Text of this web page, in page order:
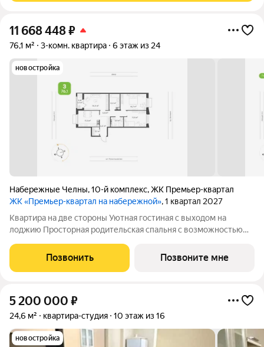
11 668 448₽
76,1 м² 3-комн. квартира 6 этаж из 24
новостройка
Набережные Челны,10-й комплекс,ЖК Премьер-квартал
ЖК «Премьер-квартал на набережной», 1 квартал 2027
Квартира на две стороны Уютная гостиная с выходом на
лоджию Просторная родительская спальня с возможностью
правильной формы с возможностью зонирования
Функциональная кухня Гардеробная в
Позвонить Позвоните мне
5 200 000 ₽
24,6 м² квартира-студия 10 этаж из 16
новостройка